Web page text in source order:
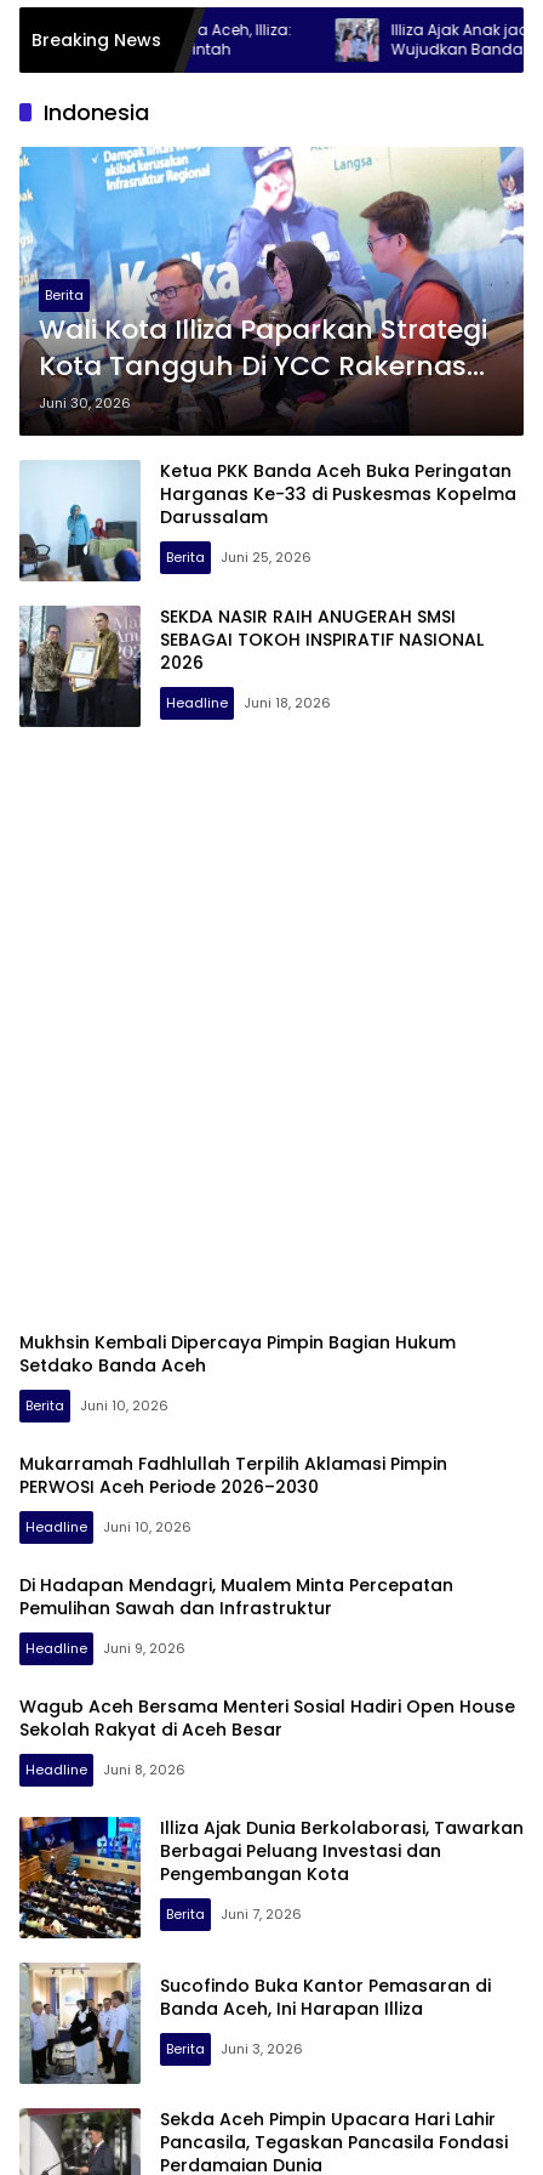
Breaking News
VIII RAPI Banda Aceh, Illiza:
Pemerintah
Illiza Ajak Anak jadi Agent of
Wujudkan Banda Aceh Kota
Indonesia
Berita
Wali Kota Illiza Paparkan Strategi
Kota Tangguh Di YCC Rakernas
Apeksi 2026
Juni 30, 2026
Ketua PKK Banda Aceh Buka Peringatan
Harganas Ke-33 di Puskesmas Kopelma
Darussalam
Berita Juni 25, 2026
SEKDA NASIR RAIH ANUGERAH SMSI
SEBAGAI TOKOH INSPIRATIF NASIONAL
2026
Headline Juni 18, 2026
Mukhsin Kembali Dipercaya Pimpin Bagian Hukum
Setdako Banda Aceh
Berita Juni 10, 2026
Mukarramah Fadhlullah Terpilih Aklamasi Pimpin
PERWOSI Aceh Periode 2026–2030
Headline Juni 10, 2026
Di Hadapan Mendagri, Mualem Minta Percepatan
Pemulihan Sawah dan Infrastruktur
Headline Juni 9, 2026
Wagub Aceh Bersama Menteri Sosial Hadiri Open House
Sekolah Rakyat di Aceh Besar
Headline Juni 8, 2026
Illiza Ajak Dunia Berkolaborasi, Tawarkan
Berbagai Peluang Investasi dan
Pengembangan Kota
Berita Juni 7, 2026
Sucofindo Buka Kantor Pemasaran di
Banda Aceh, Ini Harapan Illiza
Berita Juni 3, 2026
Sekda Aceh Pimpin Upacara Hari Lahir
Pancasila, Tegaskan Pancasila Fondasi
Perdamaian Dunia